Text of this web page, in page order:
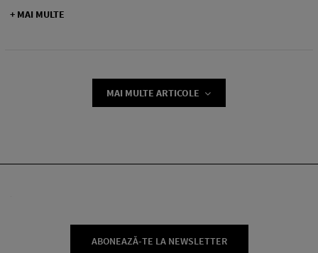
+ MAI MULTE
MAI MULTE ARTICOLE
ABONEAZĂ-TE LA NEWSLETTER